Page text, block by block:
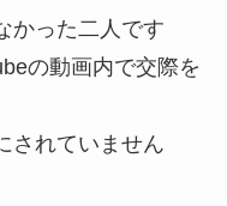
かった二人です
の動画内で交際を
されていません